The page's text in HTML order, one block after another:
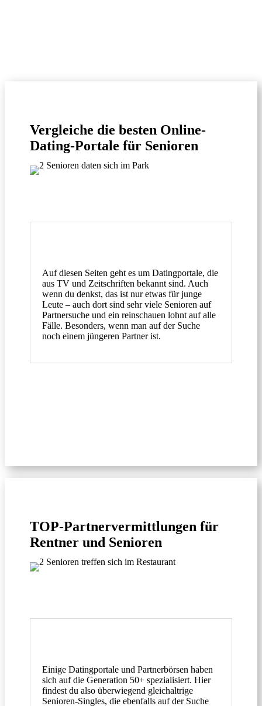
Vergleiche die besten Online-
Dating-Portale für Senioren
Auf diesen Seiten geht es um Datingportale, die
aus TV und Zeitschriften bekannt sind. Auch
wenn du denkst, das ist nur etwas für junge
Leute – auch dort sind sehr viele Senioren auf
Partnersuche und ein reinschauen lohnt auf alle
Fälle. Besonders, wenn man auf der Suche
noch einem jüngeren Partner ist.
TOP-Partnervermittlungen für
Rentner und Senioren
Einige Datingportale und Partnerbörsen haben
sich auf die Generation 50+ spezialisiert. Hier
findest du also überwiegend gleichaltrige
Senioren-Singles, die ebenfalls auf der Suche